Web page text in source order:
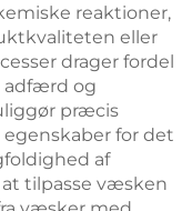
reaktioner,
eller
drager fordel
adfærd og
præcis
for det
af
tilpasse væsken